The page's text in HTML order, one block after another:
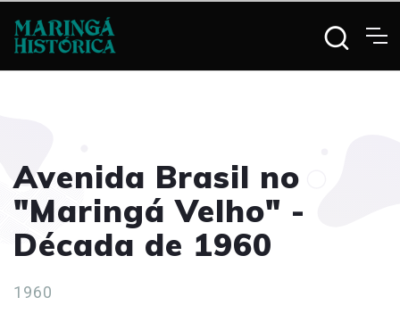
Avenida Brasil no
"Maringá Velho" -
Década de 1960
1960